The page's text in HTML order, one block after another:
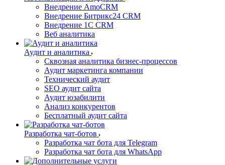
Внедрение AmoCRM
Внедрение Битрикс24 CRM
Внедрение 1C CRM
Веб аналитика
Аудит и аналитика
Сквозная аналитика бизнес-процессов
Аудит маркетинга компании
Технический аудит
SEO аудит сайта
Аудит юзабилити
Анализ конкурентов
Бесплатный аудит сайта
Разработка чат-ботов
Разработка чат бота для Telegram
Разработка чат бота для WhatsApp